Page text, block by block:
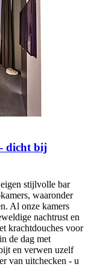
dicht bij
stijlvolle bar
waaronder
Al onze kamers
nachtrust en
krachtdouches voor
de dag met
en verwen uzelf
van uitchecken - u